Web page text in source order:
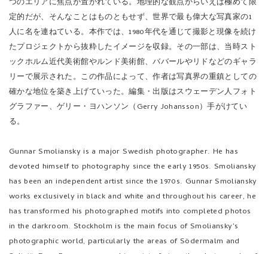
定的だが、そんなことはものともせず、世界で最も偉大な写真家の1
人に名を連ねている。本作では、1980年代を通じて撮影と現像を続け
たプロジェクトから抜粋したイメージを収録。その一部は、当時スト
ックホルム近代美術館やルンド美術館、ババールやリドなどのギャラ
リーで展示された。この作品によって、作者は写真界の重鎮としての
確かな地位を築き上げていった。編集・出版はスウェーデン人フォト
グラファー、ゲリー・ヨハンソン（Gerry Johansson）手がけてい
る。
devoted himself to photography since the early 1950s. Smoliansky
has been an independent artist since the 1970s. Gunnar Smoliansky
works exclusively in black and white and throughout his career, he
has transformed his photographed motifs into completed photos
in the darkroom. Stockholm is the main focus of Smoliansky’s
photographic world, particularly the areas of Södermalm and
Saltsjö-Boo. From a geographic point of view, the photographs of